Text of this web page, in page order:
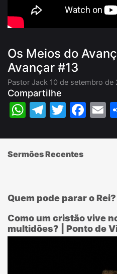
Os Meios do
Avançar #13
Pastor Jack 10 de setembro de
Compartilhe
WhatsApp
Telegram
Sermões Recentes
Quem pode parar o
Como um cristão vive
multidões? | Ponto de